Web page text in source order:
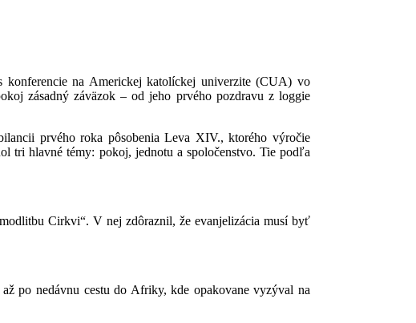
na Americkej katolíckej univerzite (CUA) vo
zásadný záväzok – od jeho prvého pozdravu z loggie
prvého roka pôsobenia Leva XIV., ktorého výročie
tri hlavné témy: pokoj, jednotu a spoločenstvo. Tie podľa
Cirkvi“. V nej zdôraznil, že evanjelizácia musí byť
po nedávnu cestu do Afriky, kde opakovane vyzýval na